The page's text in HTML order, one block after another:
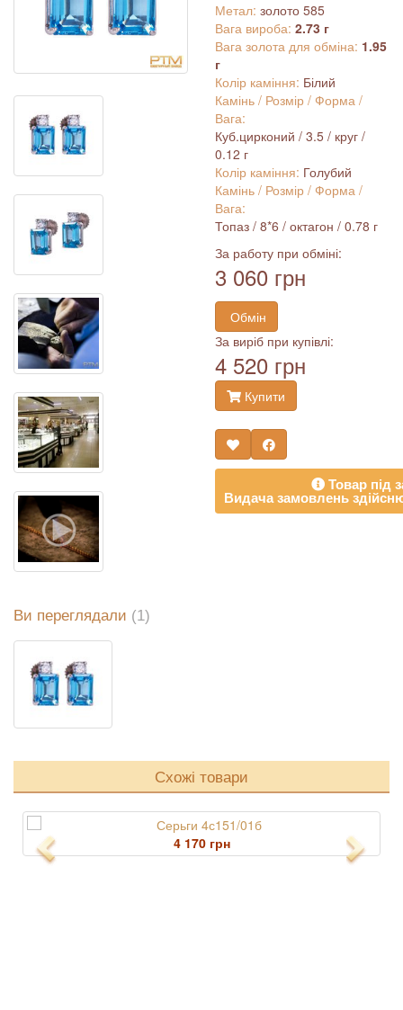
Метал: золото 585
Вага вироба: 2.73 г
Вага золота для обміна: 1.95
г
Колір каміння: Білий
Камінь / Розмір / Форма /
Вага:
Куб.цирконий / 3.5 / круг /
0.12 г
Колір каміння: Голубий
Камінь / Розмір / Форма /
Вага:
Топаз / 8*6 / октагон / 0.78 г
За работу при обміні:
3 060 грн
Обмін
За виріб при купівлі:
4 520 грн
Купити
Товар під
Видача замовлень
Ви переглядали (1)
Схожі товари
Previous 4 170 грн Next